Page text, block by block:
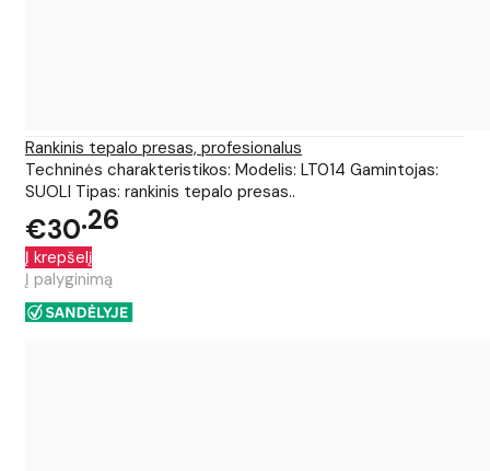
Rankinis tepalo presas, profesionalus
Techninės charakteristikos: Modelis: LT014 Gamintojas:
SUOLI Tipas: rankinis tepalo presas..
€30 26
Į krepšelį
Į palyginimą